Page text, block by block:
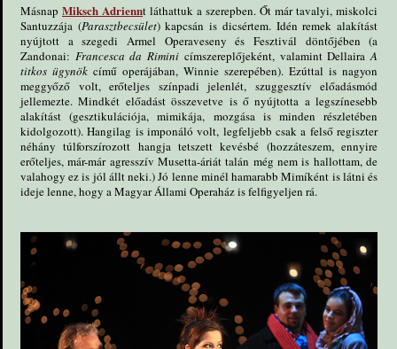
MásnapMiksch Adriennt láthattuk a szerepben. Őt már tavalyi, miskolci
Santuzzája (Parasztbecsület) kapcsán is dicsértem. Idén remek alakítást
nyújtott a szegedi Armel Operaveseny és Fesztivál döntőjében (a
Zandonai: Francesca da Rimini címszereplőjeként, valamint DellairaA
titkos ügynök című operájában, Winnie szerepében). Ezúttal is nagyon
meggyőző volt, erőteljes színpadi jelenlét, szuggesztív előadásmód
jellemezte. Mindkét előadást összevetve is ő nyújtotta a legszínesebb
alakítást (gesztikulációja, mimikája, mozgása is minden részletében
kidolgozott). Hangilag is imponáló volt, legfeljebb csak a felső regiszter
néhány túlforszírozott hangja tetszett kevésbé (hozzáteszem, ennyire
erőteljes, már-már agresszív Musetta-áriát talán még nem is hallottam, de
valahogy ez is jól állt neki.) Jó lenne minél hamarabb Mimíként is látni és
ideje lenne, hogy a Magyar Állami Operaház is felfigyeljen rá.